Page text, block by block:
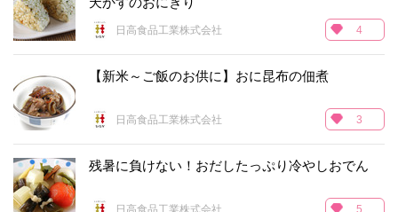
日高食品工業株式会社 4
【新米～ご飯のお供に】おに昆布の佃煮
日高食品工業株式会社 3
残暑に負けない！おだしたっぷり冷やしおでん
日高食品工業株式会社 5